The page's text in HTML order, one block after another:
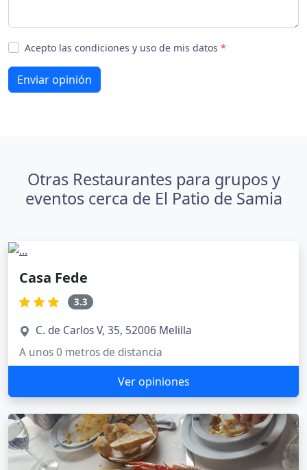
Acepto las condiciones y uso de mis datos *
Enviar opinión
Otras Restaurantes para grupos y
eventos cerca de El Patio de Samia
Casa Fede
3.3
C. de Carlos V, 35, 52006 Melilla
A unos 0 metros de distancia
Ver opiniones